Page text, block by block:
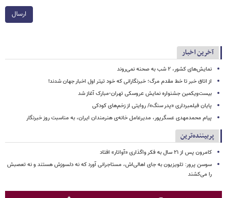
ارسال
آخرین اخبار
نمایش‌های کشور، ٢ شب به صحنه نمی‌روند
از اتاق خبر تا خط مقدم مرگ؛ خبرنگارانی که خود تیتر اول اخبار جهان شدند!
بیست‌ویکمین جشنواره نمایش عروسکی تهران-مبارک آغاز شد
پایان فیلمبرداری «پدر سنگ»/ روایتی از زخم‌های کودکی
پیام محمدمهدی عسگرپور، مدیرعامل خانه‌ی هنرمندان ایران، به مناسبت روز خبرنگار
پربیننده‌ترین
کامرون پس از ۲۱ سال به فکر واگذاری «آواتار» افتاد
سوسن پرور: تلویزیون به جای اهالی‌اش، مستاجرانی آورد که نه دلسوزش هستند و نه تعصبش
را می‌کشند